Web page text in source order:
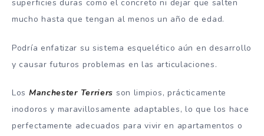
superficies duras como el concreto ni dejar que salten
mucho hasta que tengan al menos un año de edad.
Podría enfatizar su sistema esquelético aún en desarrollo
y causar futuros problemas en las articulaciones.
Los Manchester Terriers son limpios, prácticamente
inodoros y maravillosamente adaptables, lo que los hace
perfectamente adecuados para vivir en apartamentos o